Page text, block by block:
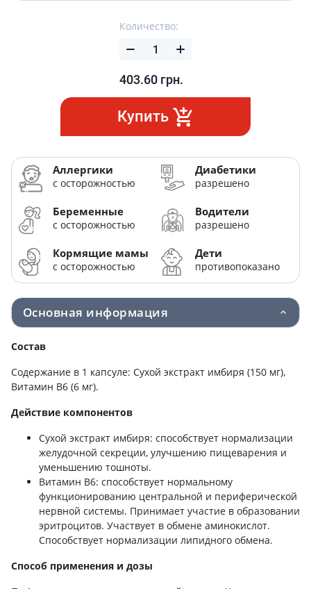
Количество:
403.60 грн.
Купить
Аллергики
с осторожностью
Диабетики
разрешено
Беременные
с осторожностью
Водители
разрешено
Кормящие мамы
с осторожностью
Дети
противопоказано
Основная информация
Состав
Содержание в 1 капсуле: Сухой экстракт имбиря (150 мг),
Витамин В6 (6 мг).
Действие компонентов
Сухой экстракт имбиря: способствует нормализации
желудочной секреции, улучшению пищеварения и
уменьшению тошноты.
Витамин В6: способствует нормальному
функционированию центральной и периферической
нервной системы. Принимает участие в образовании
эритроцитов. Участвует в обмене аминокислот.
Способствует нормализации липидного обмена.
Способ применения и дозы